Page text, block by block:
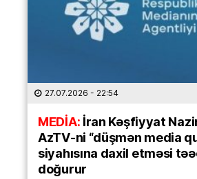
27.07.2026 - 22:54
MEDİA:İran Kəşfiyyat
AzTV-ni “düşmən media
siyahısına daxil etməsi
doğurur